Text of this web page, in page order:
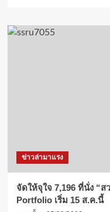
ข่าวล่ามาแรง
จัดให้จุใจ 7,196 ที่นั่ง “
Portfolio เริ่ม 15 ส.ค.นี้